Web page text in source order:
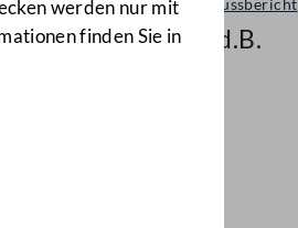
werden nur mit
finden Sie in
Ausschussbericht
417 d.B.